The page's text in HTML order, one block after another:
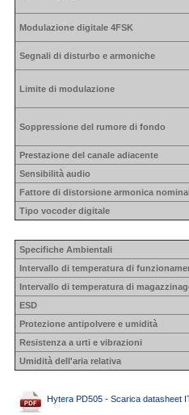
Modulazione digitale 4FSK
Segnali di disturbo e armoniche
Limite di modulazione
Soppressione del rumore di fondo
Prestazione del canale adiacente
Sensibilità audio
Fattore di distorsione armonica
Tipo vocoder digitale
Specifiche Ambientali
Intervallo di temperatura di
Intervallo di temperatura di
ESD
Protezione antipolvere e umidità
Resistenza a urti e vibrazioni
Umidità dell'aria relativa
Hytera PD505 - Scarica datasheet